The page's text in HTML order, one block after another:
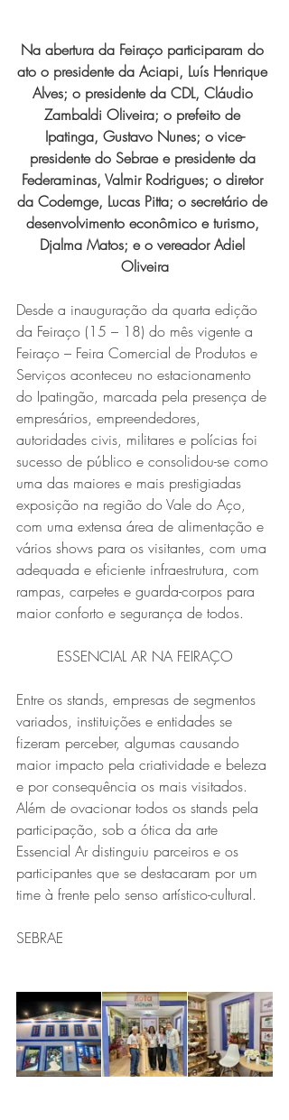
prestação de serviços de Minas
Gerais
Exposição “O Silêncio das
Coisas” da artista visual Luiza
Série MPB abre temporada de
shows em Ipatinga com Flávio
Venturini
Na abertura da Feiraço participaram do
ato o presidente da Aciapi, Luís Henrique
Alves; o presidente da CDL, Cláudio
Zambaldi Oliveira; o prefeito de
Ipatinga, Gustavo Nunes; o vice-
presidente do Sebrae e presidente da
Federaminas, Valmir Rodrigues; o diretor
da Codemge, Lucas Pitta; o secretário de
desenvolvimento econômico e turismo,
Djalma Matos; e o vereador Adiel
Oliveira
Desde a inauguração da quarta edição
da Feiraço (15 – 18) do mês vigente a
Feiraço – Feira Comercial de Produtos e
Serviços aconteceu no estacionamento
do Ipatingão, marcada pela presença de
empresários, empreendedores,
autoridades civis, militares e polícias foi
sucesso de público e consolidou-se como
uma das maiores e mais prestigiadas
exposição na região do Vale do Aço,
com uma extensa área de alimentação e
vários shows para os visitantes, com uma
adequada e eficiente infraestrutura, com
rampas, carpetes e guarda-corpos para
maior conforto e segurança de todos.
ESSENCIAL AR NA FEIRAÇO
Entre os stands, empresas de segmentos
variados, instituições e entidades se
fizeram perceber, algumas causando
maior impacto pela criatividade e beleza
e por consequência os mais visitados.
Além de ovacionar todos os stands pela
participação, sob a ótica da arte
Essencial Ar distinguiu parceiros e os
participantes que se destacaram por um
time à frente pelo senso artístico-cultural.
SEBRAE